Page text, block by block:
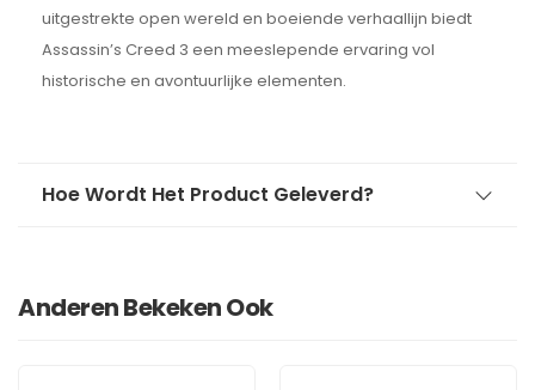
uitgestrekte open wereld en boeiende verhaallijn biedt
Assassin’s Creed 3 een meeslepende ervaring vol
historische en avontuurlijke elementen.
Hoe Wordt Het Product Geleverd?
Anderen Bekeken Ook